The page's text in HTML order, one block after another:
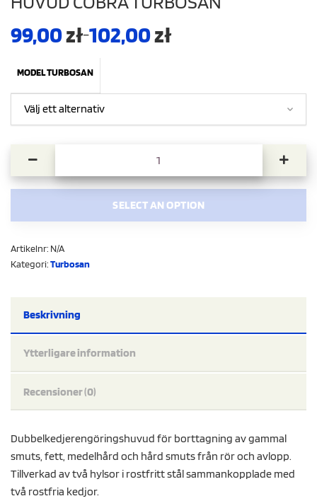
99,00zł–102,00zł
MODEL TURBOSAN
SELECT AN OPTION
Artikelnr: N/A
Kategori:Turbosan
Beskrivning
Ytterligare information
Recensioner (0)
Dubbelkedjerengöringshuvud för borttagning av gammal
smuts, fett, medelhård och hård smuts från rör och avlopp.
Tillverkad av två hylsor i rostfritt stål sammankopplade med
två rostfria kedjor.